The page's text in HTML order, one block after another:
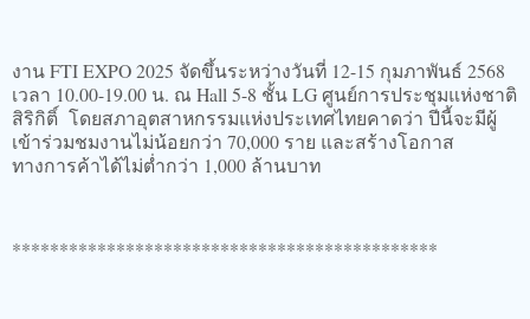
งาน FTI EXPO 2025 จัดขึ้นระหว่างวันที่ 12-15 กุมภาพันธ์ 2568
เวลา 10.00-19.00 น. ณ Hall 5-8 ชั้น LG ศูนย์การประชุมแห่งชาติ
สิริกิติ์ โดยสภาอุตสาหกรรมแห่งประเทศไทยคาดว่า ปีนี้จะมีผู้
เข้าร่วมชมงานไม่น้อยกว่า 70,000 ราย และสร้างโอกาส
ทางการค้าได้ไม่ต่ำกว่า 1,000 ล้านบาท
*********************************************